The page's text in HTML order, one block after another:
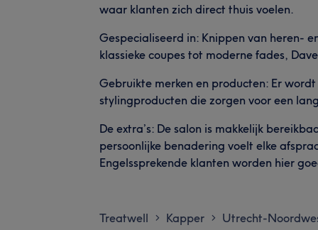
waar klanten zich direct thuis voelen.
Gespecialiseerd in: Knippen van heren-
klassieke coupes tot moderne fades,
Gebruikte merken en producten: Er
stylingproducten die zorgen voor een
De extra’s: De salon is makkelijk
persoonlijke benadering voelt elke
Engelssprekende klanten worden hier
Treatwell > Kapper > Utrecht-